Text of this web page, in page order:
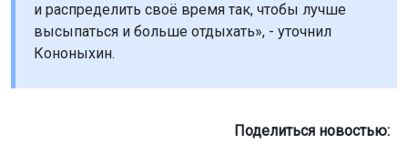
и распределить своё время так, чтобы лучше
высыпаться и больше отдыхать», - уточнил
Кононыхин.
Поделиться новостью: